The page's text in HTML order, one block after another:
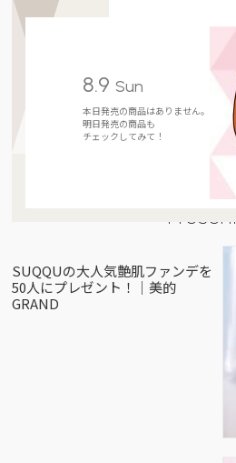
8.9 Sun
本日発売の商品はありません。
明日発売の商品も
チェックしてみて！
Present
SUQQUの大人気艶肌ファンデを
50人にプレゼント！｜美的
GRAND